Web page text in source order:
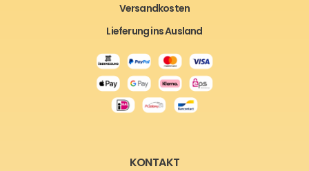
Versandkosten
Lieferung ins Ausland
KONTAKT